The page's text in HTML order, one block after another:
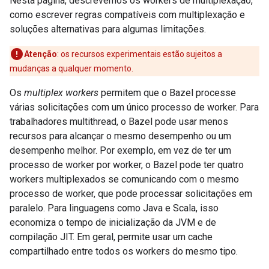
como escrever regras compatíveis com multiplexação e
soluções alternativas para algumas limitações.
Atenção: os recursos experimentais estão sujeitos a
mudanças a qualquer momento.
Os multiplex workers permitem que o Bazel processe
várias solicitações com um único processo de worker. Para
trabalhadores multithread, o Bazel pode usar menos
recursos para alcançar o mesmo desempenho ou um
desempenho melhor. Por exemplo, em vez de ter um
processo de worker por worker, o Bazel pode ter quatro
workers multiplexados se comunicando com o mesmo
processo de worker, que pode processar solicitações em
paralelo. Para linguagens como Java e Scala, isso
economiza o tempo de inicialização da JVM e de
compilação JIT. Em geral, permite usar um cache
compartilhado entre todos os workers do mesmo tipo.